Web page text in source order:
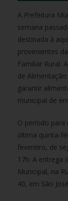
A Prefeitura
semana
destinada à
provenientes
Familiar Rural.
de
garantir
municipal de
O período para
última quinta-
fevereiro, de
17h. A entrega
Municipal, na
40, em São